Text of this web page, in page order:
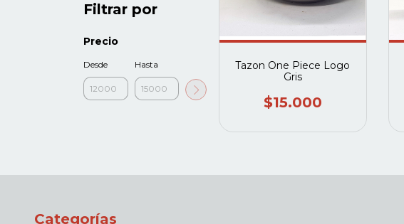
Filtrar por
Precio
Desde Hasta
Tazon One Piece Logo
Gris
$15.000
Categorías